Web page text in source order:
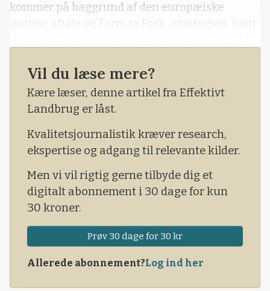
kommer på baggrund af den europæiske
grønne aftale og Farm to Fork -strategien, hvor
Vil du læse mere?
Kære læser, denne artikel fra Effektivt
Landbrug er låst.
Kvalitetsjournalistik kræver research,
ekspertise og adgang til relevante kilder.
Men vi vil rigtig gerne tilbyde dig et
digitalt abonnement i 30 dage for kun
30 kroner.
Prøv 30 dage for 30 kr
Allerede abonnement?Log ind her